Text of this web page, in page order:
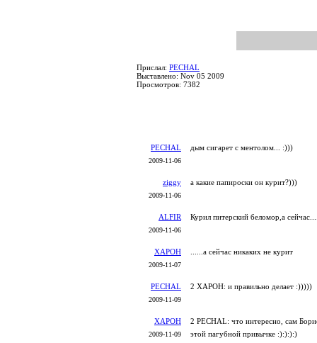
Прислал: PECHAL
Выставлено: Nov 05 2009
Просмотров: 7382
PECHAL
2009-11-06
дым сигарет с ментолом... :)))
ziggy
2009-11-06
а какие папироски он курит?)))
ALFIR
2009-11-06
Курил питерский беломор,а
XAPOH
2009-11-07
......а сейчас никаких не курит
PECHAL
2009-11-09
2 XAPOH: и правильно делает :)))))
XAPOH
2009-11-09
2 PECHAL: что интересно, сам
этой пагубной привычке :):):):)